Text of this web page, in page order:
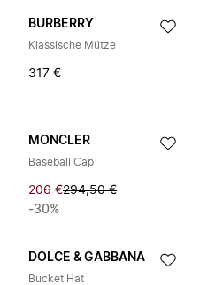
BURBERRY
Klassische Mütze
317 €
MONCLER
Baseball Cap
206 €294,50 €
-30%
DOLCE & GABBANA
Bucket Hat